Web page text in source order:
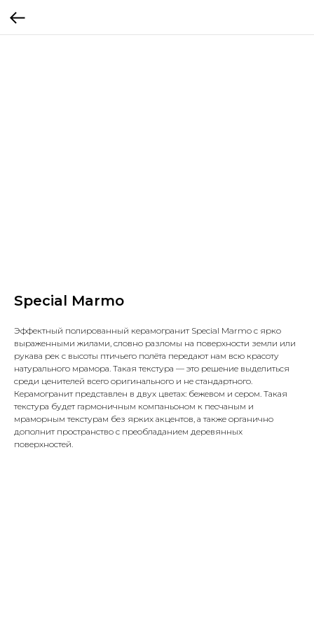
Special Marmo
Эффектный полированный керамогранит Special Marmo с ярко
выраженными жилами, словно разломы на поверхности земли или
рукава рек с высоты птичьего полёта передают нам всю красоту
натурального мрамора. Такая текстура — это решение выделиться
среди ценителей всего оригинального и не стандартного.
Керамогранит представлен в двух цветах: бежевом и сером. Такая
текстура будет гармоничным компаньоном к песчаным и
мраморным текстурам без ярких акцентов, а также органично
дополнит пространство с преобладанием деревянных
поверхностей.